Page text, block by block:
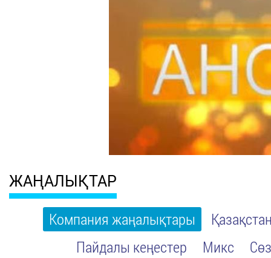
ЖАҢАЛЫҚТАР
Компания жаңалықтары
Пайдалы кеңестер
Микс